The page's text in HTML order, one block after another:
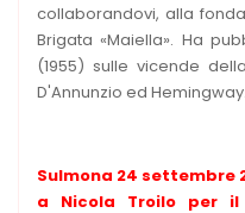
collaborandovi, alla
Brigata «Maiella». Ha
(1955) sulle vicende
D'Annunzio ed Hemingway.
Sulmona 24 settembre
a Nicola Troilo per